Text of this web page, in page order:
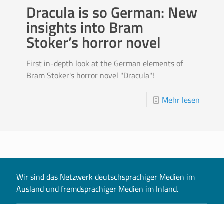
Dracula is so German: New
insights into Bram
Stoker’s horror novel
First in-depth look at the German elements of
Bram Stoker's horror novel "Dracula"!
Mehr lesen
Wir sind das Netzwerk deutschsprachiger Medien im
Ausland und fremdsprachiger Medien im Inland.